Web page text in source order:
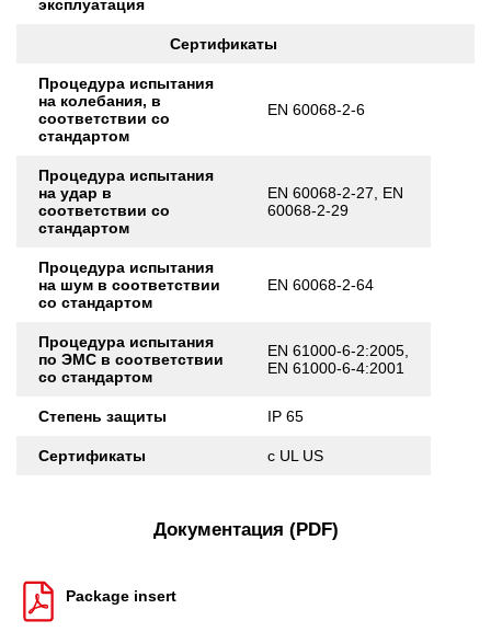
эксплуатация
Сертификаты
Процедура испытания
на колебания, в
соответствии со
стандартом
EN 60068-2-6
Процедура испытания
на удар в
соответствии со
стандартом
EN 60068-2-27, EN
60068-2-29
Процедура испытания
на шум в соответствии
со стандартом
EN 60068-2-64
Процедура испытания
по ЭМС в соответствии
со стандартом
EN 61000-6-2:2005,
EN 61000-6-4:2001
Степень защиты IP 65
Сертификаты c UL US
Документация (PDF)
Package insert